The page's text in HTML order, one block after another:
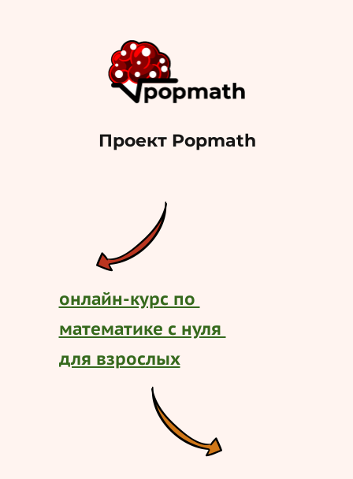
Проект Popmath
онлайн-курс по
математике с нуля
для взрослых